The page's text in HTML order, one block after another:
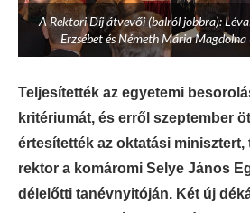
A Rektori Díj átvevői (balról jobbra):
Erzsébet és Németh Mária
Teljesítették az egyetemi
kritériumát, és erről szeptember
értesítették az oktatási
rektor a komáromi Selye János
délelőtti tanévnyitóján. Két új